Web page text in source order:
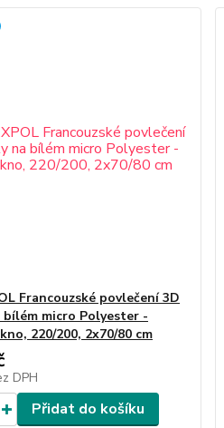
Francouzské povlečení 3D
bílém micro Polyester -
220/200, 2x70/80 cm
DPH
Přidat do košíku